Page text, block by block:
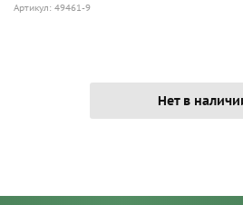
Артикул: 49461-9
Нет в